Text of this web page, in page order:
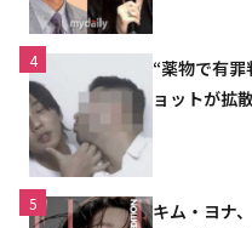
4
“薬物で有
ョットが拡
5
キム・ヨナ